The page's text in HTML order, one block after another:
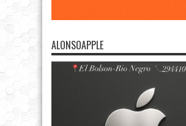
ALONSOAPPLE